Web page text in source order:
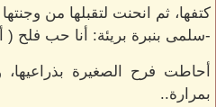
كتفها، ثم انحنت لتقبلها من
-سلمى بنبرة بريئة: أنا حب فلح (
أحاطت فرح الصغيرة
بمرارة..